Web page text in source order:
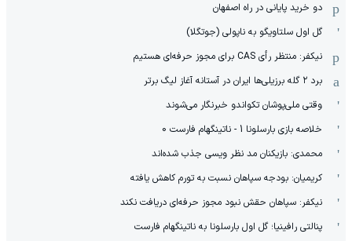
دو خرید پایانی در راه اصفهان
گل اول سلتاویگو به ناپولی (جوتگلا)
نیکفر: منتظر رأی CAS برای مجوز حرفه‌ای هستیم
برد ۲ گله برزیلی‌ها ایران در آستانه آغاز لیگ برتر
وقتی ملی‌پوشان تکواندو خبرنگار می‌شوند
خلاصه بازی بارسلونا 1 - ناتینگهام فارست 0
محمدی: بازیکنان مد نظر ویسی جذب شده‌اند
کریمیان: بودجه سپاهان نسبت به تورم کاهش یافته
نیکفر: سپاهان حقش نبود مجوز حرفه‌ای دریافت نکند
پنالتی رافینیا؛ گل اول بارسلونا به ناتینگهام فارست